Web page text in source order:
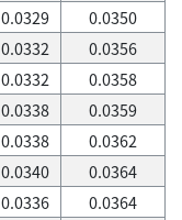
0.0329
0.0350
0.0332
0.0356
0.0332
0.0358
0.0338
0.0359
0.0338
0.0362
0.0340
0.0364
0.0336
0.0364